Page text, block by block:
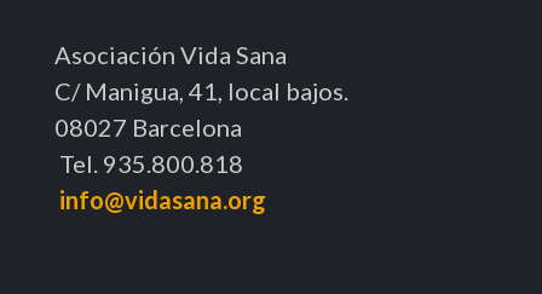
Asociación Vida Sana
C/ Manigua, 41, local bajos.
08027 Barcelona
Tel. 935.800.818
info@vidasana.org